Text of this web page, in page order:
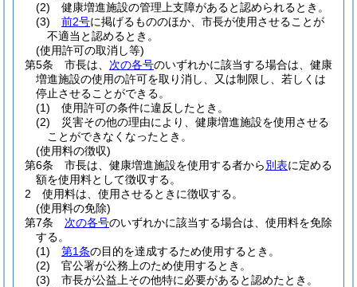
(2)
健康増進施設の管理上支障があると認められるとき。
(3)
前2号に掲げるもののほか、市長が使用させることが
不適当と認めるとき。
(使用許可の取消し等)
第5条
市長は、 次の各号のいずれかに該当する場合は、健康
増進施設の使用の許可を取り消し、又は制限し、若しくは
停止させることができる。
(1)
使用許可の条件に違反したとき。
(2)
災害その他の理由により、健康増進施設を使用させる
ことができなくなったとき。
(使用料の徴収)
第6条
市長は、健康増進施設を使用する者から別表に定める
額を使用料として徴収する。
2
使用料は、使用させるときに徴収する。
(使用料の免除)
第7条
次の各号のいずれかに該当する場合は、使用料を免除
する。
(1)
第1条の目的を達成するため使用するとき。
(2)
官公署が公務上のため使用するとき。
(3)
市長が公益上その他特に必要があると認めたとき。